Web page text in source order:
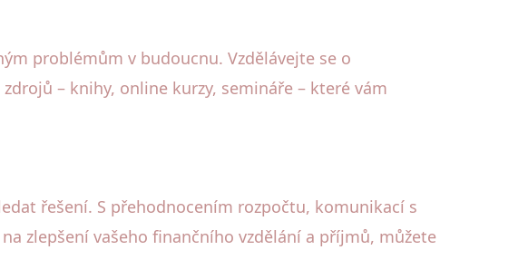
problémům v budoucnu. Vzdělávejte se o
– knihy, online kurzy, semináře – které vám
řešení. S přehodnocením rozpočtu, komunikací s
zlepšení vašeho finančního vzdělání a příjmů, můžete